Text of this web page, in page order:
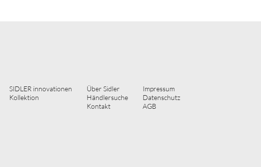
SIDLER innovationen
Kollektion
Über Sidler
Händlersuche
Kontakt
Impressum
Datenschutz
AGB